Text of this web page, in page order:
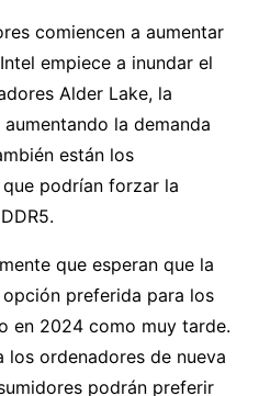
comiencen a aumentar
empiece a inundar el
Alder Lake, la
la demanda
están los
podrían forzar la
que esperan que la
preferida para los
en 2024 como muy tarde.
los ordenadores de nueva
podrán preferir